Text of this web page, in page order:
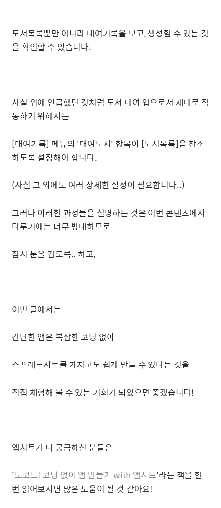
도서목록뿐만 아니라 대여기록을 보고, 생성할 수 있는 것
을 확인할 수 있습니다.
사실 위에 언급했던 것처럼 도서 대여 앱으로서 제대로 작
동하기 위해서는
[대여기록] 메뉴의 '대여도서' 항목이 [도서목록]을 참조
하도록 설정해야 합니다.
(사실 그 외에도 여러 상세한 설정이 필요합니다..)
그러나 이러한 과정들을 설명하는 것은 이번 콘텐츠에서
다루기에는 너무 방대하므로
잠시 눈을 감도록.. 하고,
이번 글에서는
간단한 앱은 복잡한 코딩 없이
스프레드시트를 가지고도 쉽게 만들 수 있다는 것을
직접 체험해 볼 수 있는 기회가 되었으면 좋겠습니다!
앱시트가 더 궁금하신 분들은
'노코드! 코딩 없이 앱 만들기 with 앱시트'라는 책을 한
번 읽어보시면 많은 도움이 될 것 같아요!